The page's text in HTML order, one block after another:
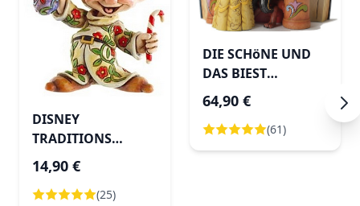
DISNEY
TRADITIONS
DOPEY
(Baumdekoration)
14,90 €
(25)
DIE SCHöNE UND
DAS BIEST
MäRCHENBUCH
DISNEY
TRADITIONS
64,90 €
(61)